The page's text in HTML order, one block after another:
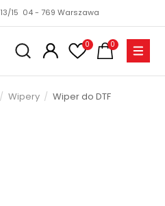
15 04 - 769 Warszawa
0 0
Wipery Wiper do DTF